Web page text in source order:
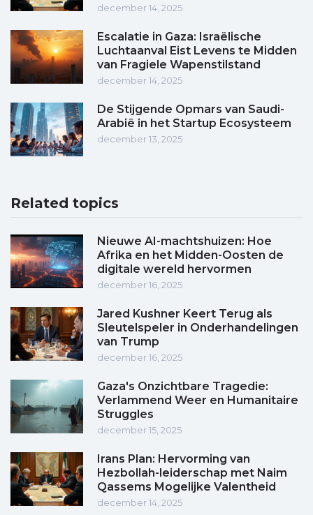
december 14, 2025
Escalatie in Gaza: Israëlische
Luchtaanval Eist Levens te Midden
van Fragiele Wapenstilstand
december 14, 2025
De Stijgende Opmars van Saudi-
Arabië in het Startup Ecosysteem
december 13, 2025
Related topics
Nieuwe AI-machtshuizen: Hoe
Afrika en het Midden-Oosten de
digitale wereld hervormen
december 16, 2025
Jared Kushner Keert Terug als
Sleutelspeler in Onderhandelingen
van Trump
december 16, 2025
Gaza's Onzichtbare Tragedie:
Verlammend Weer en Humanitaire
Struggles
december 15, 2025
Irans Plan: Hervorming van
Hezbollah-leiderschap met Naim
Qassems Mogelijke Valentheid
december 14, 2025